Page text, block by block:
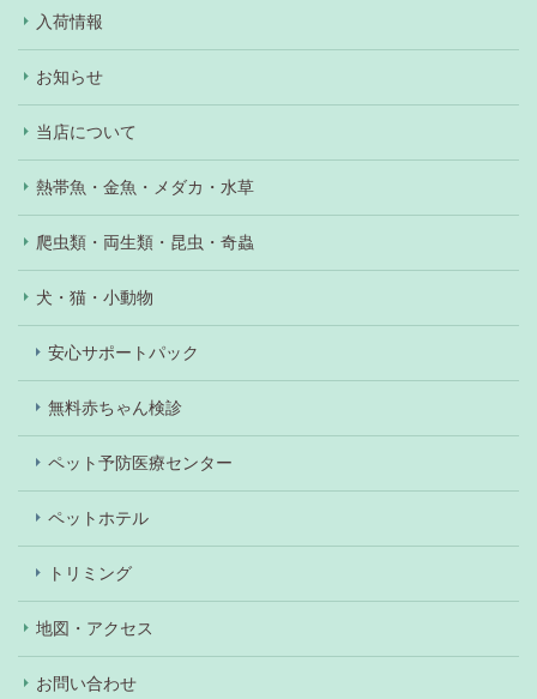
入荷情報
お知らせ
当店について
熱帯魚・金魚・メダカ・水草
爬虫類・両生類・昆虫・奇蟲
犬・猫・小動物
安心サポートパック
無料赤ちゃん検診
ペット予防医療センター
ペットホテル
トリミング
地図・アクセス
お問い合わせ